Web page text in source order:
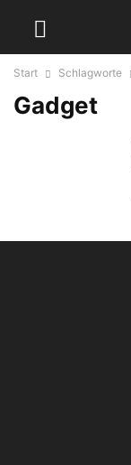
Start Schlagworte
Gadget